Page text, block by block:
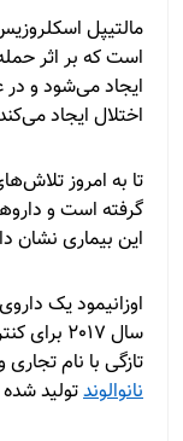
مالتیپل
است که بر اثر
ایجاد می‌شود و
اختلال ایجاد
تا به امروز
گرفته است و
این بیماری نشان
اوزانیمود یک
سال 2017
تازگی با نام
نانوالوندتولید